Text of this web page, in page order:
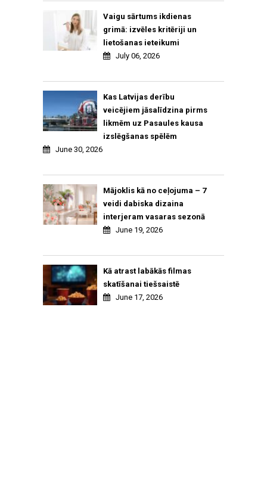
Vaigu sārtums ikdienas
grimā: izvēles kritēriji un
lietošanas ieteikumi
July 06, 2026
Kas Latvijas derību
veicējiem jāsalīdzina pirms
likmēm uz Pasaules kausa
izslēgšanas spēlēm
June 30, 2026
Mājoklis kā no ceļojuma – 7
veidi dabiska dizaina
interjeram vasaras sezonā
June 19, 2026
Kā atrast labākās filmas
skatīšanai tiešsaistē
June 17, 2026